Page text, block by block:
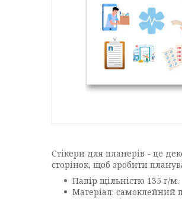
Стікери для планерів - це
сторінок, щоб зробити
Папір щільністю 135 г/м.
Матеріал: самоклейний